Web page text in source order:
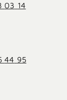
03 14
44 95